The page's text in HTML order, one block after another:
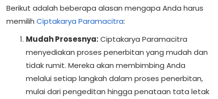
Berikut adalah beberapa alasan mengapa Anda harus
memilih Ciptakarya Paramacitra:
Mudah Prosesnya:Ciptakarya Paramacitra
menyediakan proses penerbitan yang mudah dan
tidak rumit. Mereka akan membimbing Anda
melalui setiap langkah dalam proses penerbitan,
mulai dari pengeditan hingga penataan tata letak